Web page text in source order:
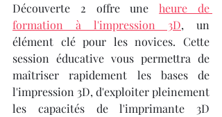
Découverte 2 offre une heure de
formation à l'impression 3D, un
élément clé pour les novices. Cette
session éducative vous permettra de
maîtriser rapidement les bases de
l'impression 3D, d'exploiter pleinement
les capacités de l'imprimante 3D